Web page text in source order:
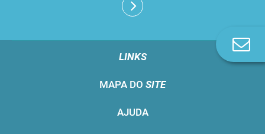
LINKS
MAPA DO SITE
AJUDA